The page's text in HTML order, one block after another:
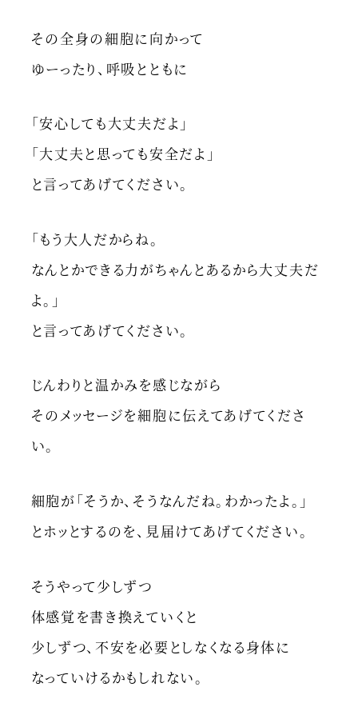
その全身の細胞に向かって
ゆーったり、呼吸とともに
「安心しても大丈夫だよ」
「大丈夫と思っても安全だよ」
と言ってあげてください。
「もう大人だからね。
なんとかできる力がちゃんとあるから大丈夫だ
よ。」
と言ってあげてください。
じんわりと温かみを感じながら
そのメッセージを細胞に伝えてあげてくださ
い。
細胞が「そうか、そうなんだね。わかったよ。」
とホッとするのを、見届けてあげてください。
そうやって少しずつ
体感覚を書き換えていくと
少しずつ、不安を必要としなくなる身体に
なっていけるかもしれない。